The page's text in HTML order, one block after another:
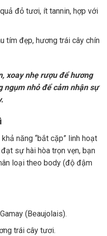
đỏ tươi, ít tannin, hợp với
tím đẹp, hương trái cây chín
xoay nhẹ rượu để hương
ngụm nhỏ để cảm nhận sự
năng “bắt cặp” linh hoạt
sự hài hòa trọn vẹn, bạn
loại theo body (độ đậm
(Beaujolais).
trái cây tươi.